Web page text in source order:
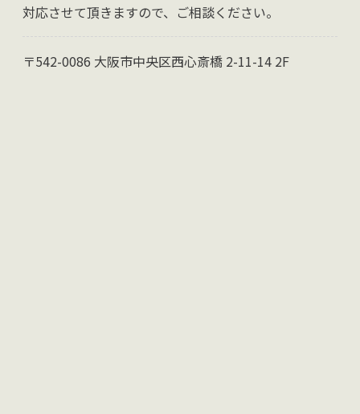
対応させて頂きますので、ご相談ください。
〒542-0086 大阪市中央区西心斎橋 2-11-14 2F